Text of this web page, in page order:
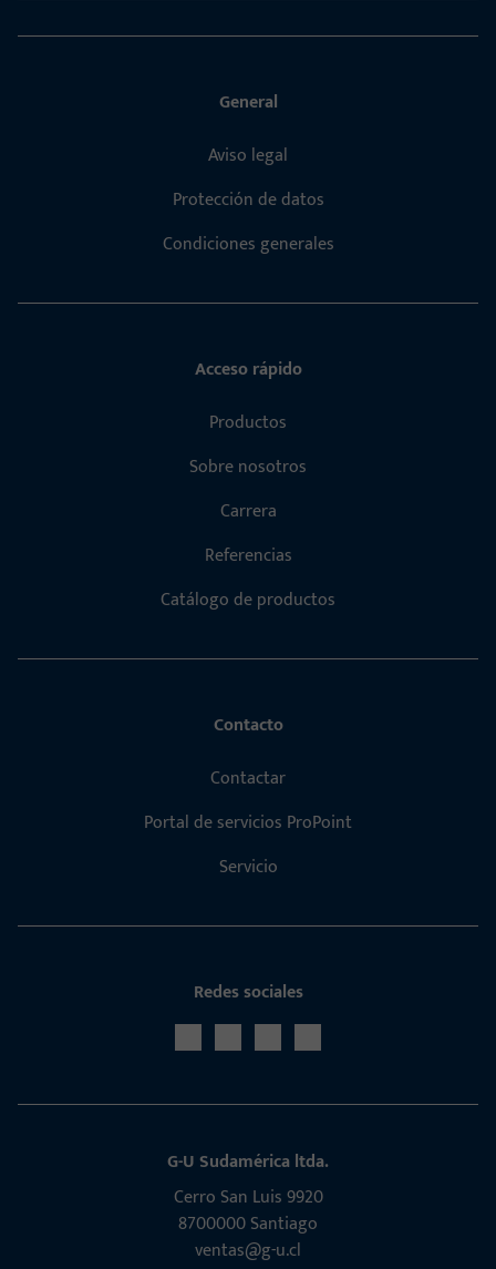
General
Aviso legal
Protección de datos
Condiciones generales
Acceso rápido
Productos
Sobre nosotros
Carrera
Referencias
Catálogo de productos
Contacto
Contactar
Portal de servicios ProPoint
Servicio
Redes sociales
G-U Sudamérica ltda.
Cerro San Luis 9920
8700000 Santiago
ventas@g-u.cl